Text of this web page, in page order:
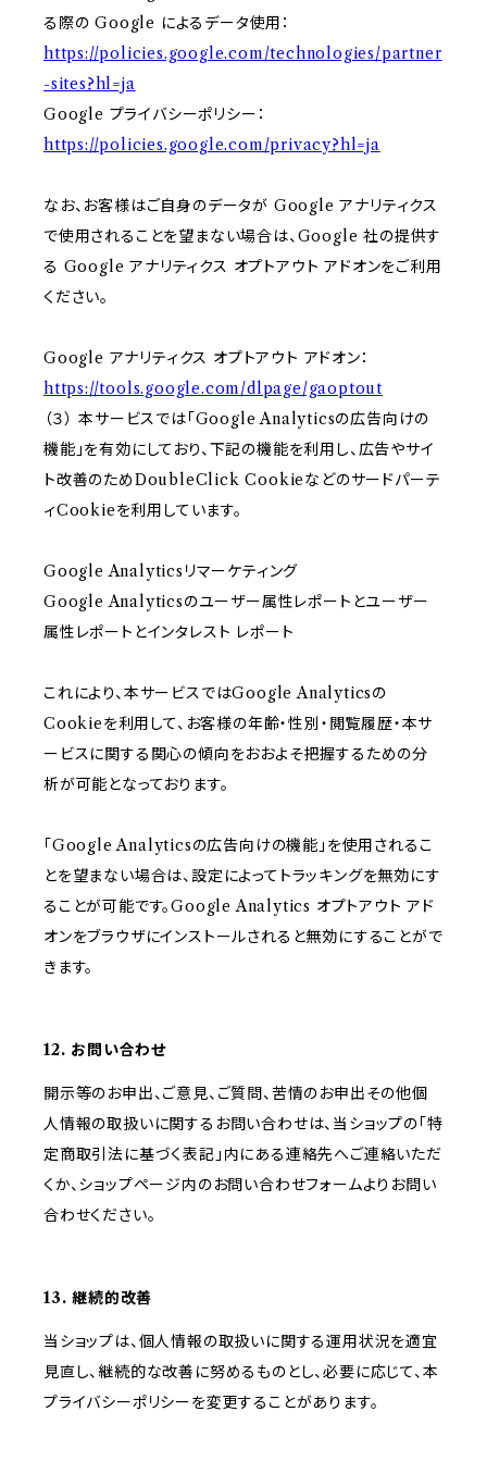
る際の Google によるデータ使用：
https://policies.google.com/technologies/partner
-sites?hl=ja
Google プライバシーポリシー：
https://policies.google.com/privacy?hl=ja
なお、お客様はご自身のデータが Google アナリティクス
で使用されることを望まない場合は、Google 社の提供す
る Google アナリティクス オプトアウト アドオンをご利用
ください。
Google アナリティクス オプトアウト アドオン：
https://tools.google.com/dlpage/gaoptout
（３） 本サービスでは「Google Analyticsの広告向けの
機能」を有効にしており、下記の機能を利用し、広告やサイ
ト改善のためDoubleClick Cookieなどのサードパーテ
ィCookieを利用しています。
Google Analyticsリマーケティング
Google Analyticsのユーザー属性レポートとユーザー
属性レポートとインタレスト レポート
これにより、本サービスではGoogle Analyticsの
Cookieを利用して、お客様の年齢・性別・閲覧履歴・本サ
ービスに関する関心の傾向をおおよそ把握するための分
析が可能となっております。
「Google Analyticsの広告向けの機能」を使用されるこ
とを望まない場合は、設定によってトラッキングを無効にす
ることが可能です。Google Analytics オプトアウト アド
オンをブラウザにインストールされると無効にすることがで
きます。
12. お問い合わせ
開示等のお申出、ご意見、ご質問、苦情のお申出その他個
人情報の取扱いに関するお問い合わせは、当ショップの「特
定商取引法に基づく表記」内にある連絡先へご連絡いただ
くか、ショップページ内のお問い合わせフォームよりお問い
合わせください。
13. 継続的改善
当ショップは、個人情報の取扱いに関する運用状況を適宜
見直し、継続的な改善に努めるものとし、必要に応じて、本
プライバシーポリシーを変更することがあります。